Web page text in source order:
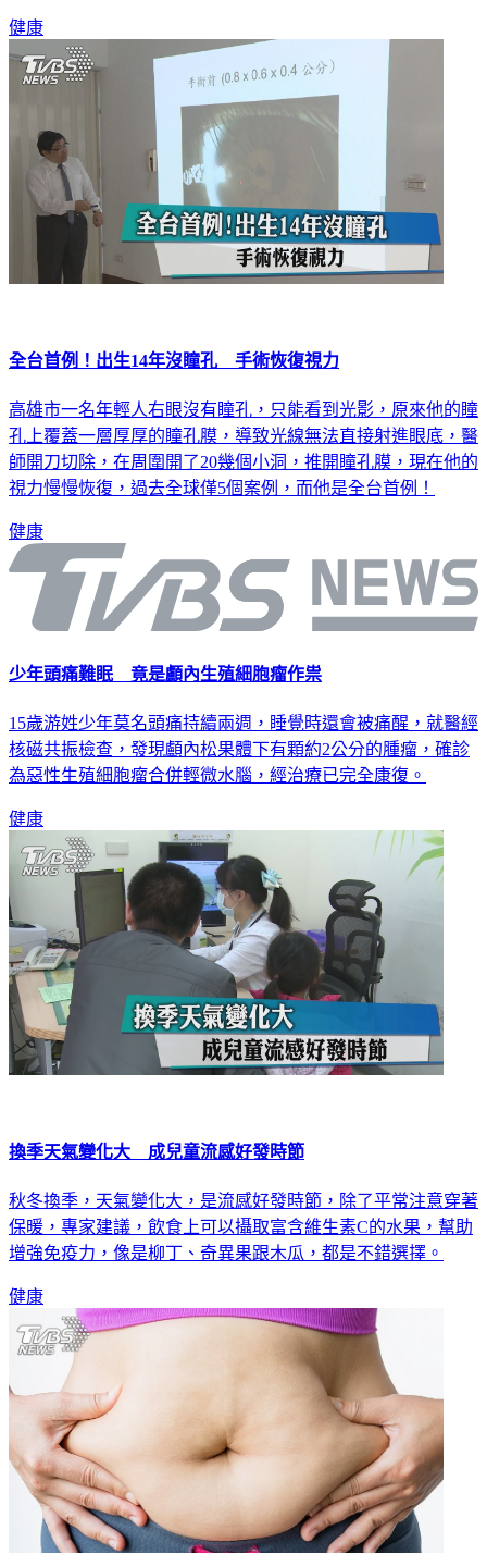
健康
全台首例！出生14年沒瞳孔 手術恢復視力
高雄市一名年輕人右眼沒有瞳孔，只能看到光影，原來他的瞳
孔上覆蓋一層厚厚的瞳孔膜，導致光線無法直接射進眼底，醫
師開刀切除，在周圍開了20幾個小洞，推開瞳孔膜，現在他的
視力慢慢恢復，過去全球僅5個案例，而他是全台首例！
健康
少年頭痛難眠 竟是顱內生殖細胞瘤作祟
15歲游姓少年莫名頭痛持續兩週，睡覺時還會被痛醒，就醫經
核磁共振檢查，發現顱內松果體下有顆約2公分的腫瘤，確診
為惡性生殖細胞瘤合併輕微水腦，經治療已完全康復。
健康
換季天氣變化大 成兒童流感好發時節
秋冬換季，天氣變化大，是流感好發時節，除了平常注意穿著
保暖，專家建議，飲食上可以攝取富含維生素C的水果，幫助
增強免疫力，像是柳丁、奇異果跟木瓜，都是不錯選擇。
健康